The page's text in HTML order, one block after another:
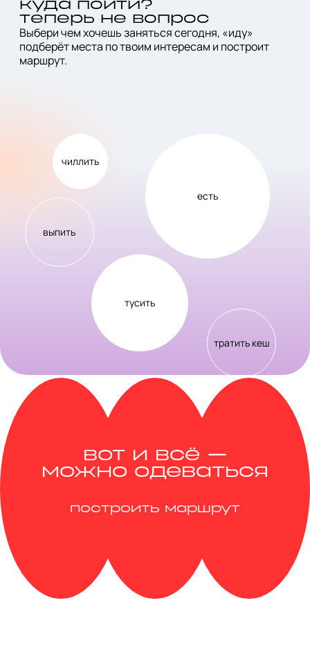
выпить
есть
тратить кеш
тусить
чиллить
куда пойти?
теперь не вопрос
Выбери чем хочешь заняться сегодня, «иду»
подберёт места по твоим интересам и построит
маршрут.
вот и всё —
можно одеваться
построить маршрут